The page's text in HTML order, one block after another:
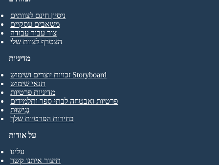
ניסיון חינם לצוותים
משאבים עסקיים
צור עבור עבודה
הצטרף לצוות שלי
על אודות
עלינו
תיצור איתנו קשר
מדיניות
זכויות יוצרים ושימוש Storyboard
תנאי שימוש
מדיניות פרטיות
פרטיות ואבטחה לבתי ספר ותלמידים
נְגִישׁוּת
בחירות הפרטיות שלך